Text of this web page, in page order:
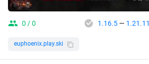
0 / 0 1.16.5— 1.21.11
euphoenix.play.ski